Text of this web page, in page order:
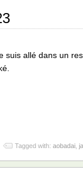
suis allé dans un
Tagged with: aobadai,